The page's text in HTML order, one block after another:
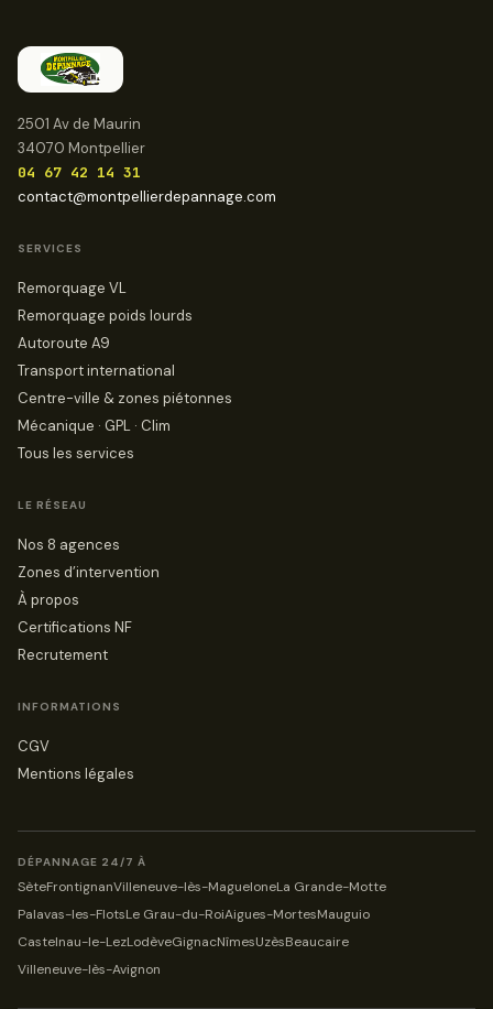
2501 Av de Maurin
34070 Montpellier
04 67 42 14 31
contact@montpellierdepannage.com
SERVICES
Remorquage VL
Remorquage poids lourds
Autoroute A9
Transport international
Centre-ville & zones piétonnes
Mécanique · GPL · Clim
Tous les services
LE RÉSEAU
Nos 8 agences
Zones d’intervention
À propos
Certifications NF
Recrutement
INFORMATIONS
CGV
Mentions légales
DÉPANNAGE 24/7 À
SèteFrontignanVilleneuve-lès-MagueloneLa Grande-Motte
Palavas-les-FlotsLe Grau-du-RoiAigues-MortesMauguio
Castelnau-le-LezLodèveGignacNîmesUzèsBeaucaire
Villeneuve-lès-Avignon